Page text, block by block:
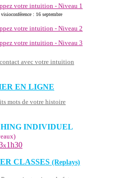
votre intuition - Niveau 1
: 16 septembre
votre intuition - Niveau 2
votre intuition - Niveau 3
avec votre intuition
EN LIGNE
mots de votre histoire
INDIVIDUEL
x1h30
CLASSES (Replays)